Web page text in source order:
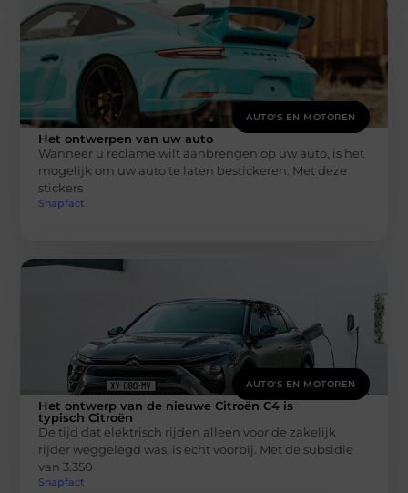
AUTO'S EN MOTOREN
Het ontwerpen van uw auto
Wanneer u reclame wilt aanbrengen op uw auto, is het
mogelijk om uw auto te laten bestickeren. Met deze
stickers
Snapfact
AUTO'S EN MOTOREN
Het ontwerp van de nieuwe Citroën C4 is
typisch Citroën
De tijd dat elektrisch rijden alleen voor de zakelijk
rijder weggelegd was, is echt voorbij. Met de subsidie
van 3.350
Snapfact